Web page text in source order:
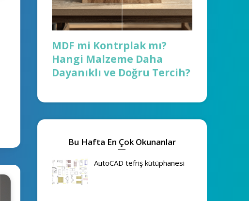
MDF mi Kontrplak mı?
Hangi Malzeme Daha
Dayanıklı ve Doğru Tercih?
Bu Hafta En Çok Okunanlar
AutoCAD tefriş kütüphanesi